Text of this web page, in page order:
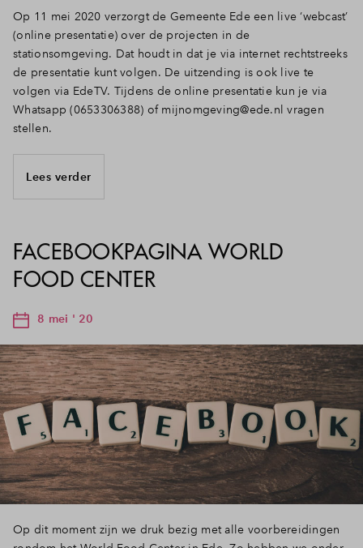
Op 11 mei 2020 verzorgt de Gemeente Ede een live ‘webcast’
(online presentatie) over de projecten in de
stationsomgeving. Dat houdt in dat je via internet rechtstreeks
de presentatie kunt volgen. De uitzending is ook live te
volgen via EdeTV. Tijdens de online presentatie kun je via
Whatsapp (0653306388) of mijnomgeving@ede.nl vragen
stellen.
Lees verder
FACEBOOKPAGINA WORLD
FOOD CENTER
8 mei ' 20
Op dit moment zijn we druk bezig met alle voorbereidingen